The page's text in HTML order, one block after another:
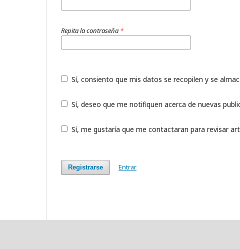
Repita la contraseña *
Sí, consiento que mis datos se recopilen y se
Sí, deseo que me notifiquen acerca de nuevas
Sí, me gustaría que me contactaran para revisar
Registrarse Entrar